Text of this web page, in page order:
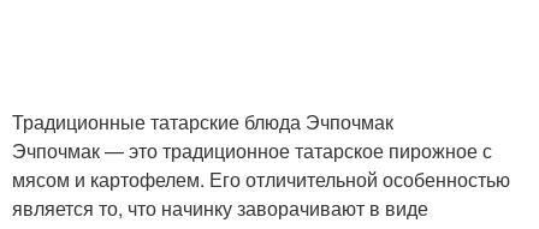
Традиционные татарские блюда Эчпочмак
Эчпочмак — это традиционное татарское пирожное с
мясом и картофелем. Его отличительной особенностью
является то, что начинку заворачивают в виде